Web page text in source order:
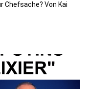
Chefsache? Von Kai